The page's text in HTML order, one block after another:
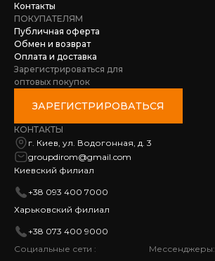
Контакты
ПОКУПАТЕЛЯМ
Публичная оферта
Обмен и возврат
Оплата и доставка
Зарегистрироваться для
оптовых покупок
ЗАРЕГИСТРИРОВАТЬСЯ
КОНТАКТЫ
г. Киев, ул. Водогонная, д. 3
groupdirom@gmail.com
Киевский филиал
+38 093 400 7000
Харьковский филиал
+38 073 400 9000
Социальные сети :
Мессенджеры: